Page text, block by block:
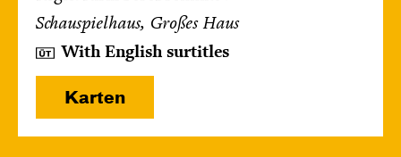
Schauspielhaus, Großes Haus
With English surtitles
Karten